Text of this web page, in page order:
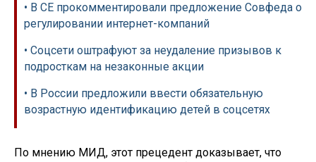
• В СЕ прокомментировали предложение Совфеда о
регулировании интернет-компаний
• Соцсети оштрафуют за неудаление призывов к
подросткам на незаконные акции
• В России предложили ввести обязательную
возрастную идентификацию детей в соцсетях
По мнению МИД, этот прецедент доказывает, что